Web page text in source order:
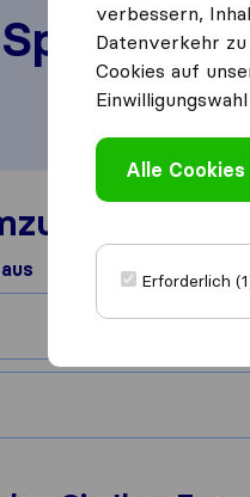
verbessern,
Datenverkehr
Cookies auf
Alle
Erforderlich